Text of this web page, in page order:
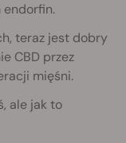
endorfin.
teraz jest dobry
CBD przez
mięśni.
ale jak to